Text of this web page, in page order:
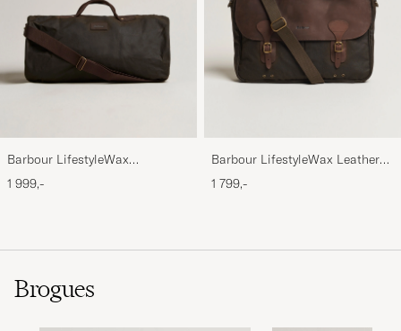
Barbour LifestyleWax
HoldallOlive
1 999,-
Barbour LifestyleWax Leather
Briefcase Olive
1 799,-
Brogues